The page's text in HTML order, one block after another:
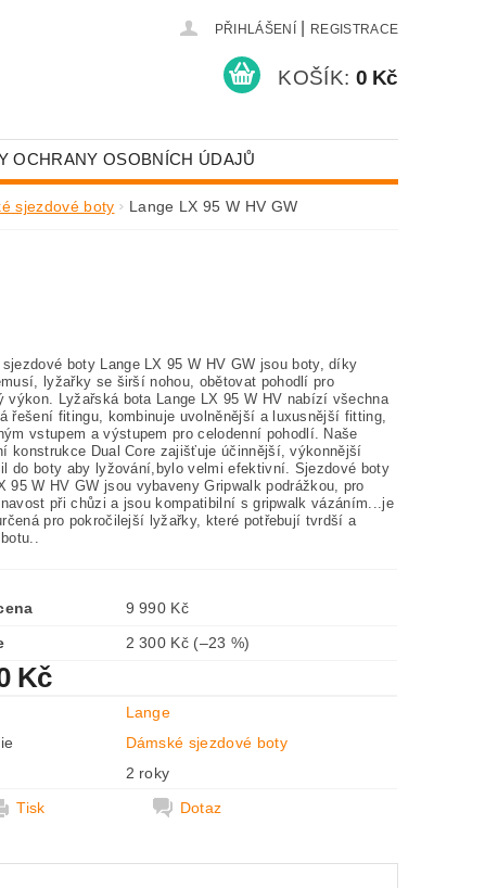
PŘIHLÁŠENÍ REGISTRACE
KOŠÍK: 0 Kč
OCHRANY OSOBNÍCH ÚDAJŮ
sjezdové boty Lange LX 95 W HV GW
sjezdové boty Lange LX 95 W HV GW jsou boty, díky
lyžařky se širší nohou, obětovat pohodlí pro
výkon. Lyžařská bota Lange LX 95 W HV nabízí všechna
řešení fitingu, kombinuje uvolněnější a luxusnější fitting,
vstupem a výstupem pro celodenní pohodlí. Naše
konstrukce Dual Core zajišťuje účinnější, výkonnější
do boty aby lyžování,bylo velmi efektivní. Sjezdové boty
95 W HV GW jsou vybaveny Gripwalk podrážkou, pro
při chůzi a jsou kompatibilní s gripwalk vázáním...je
pro pokročilejší lyžařky, které potřebují tvrdší a
9 990 Kč
2 300 Kč (–23 %)
Kč
Lange
Dámské sjezdové boty
2 roky
Tisk
Dotaz